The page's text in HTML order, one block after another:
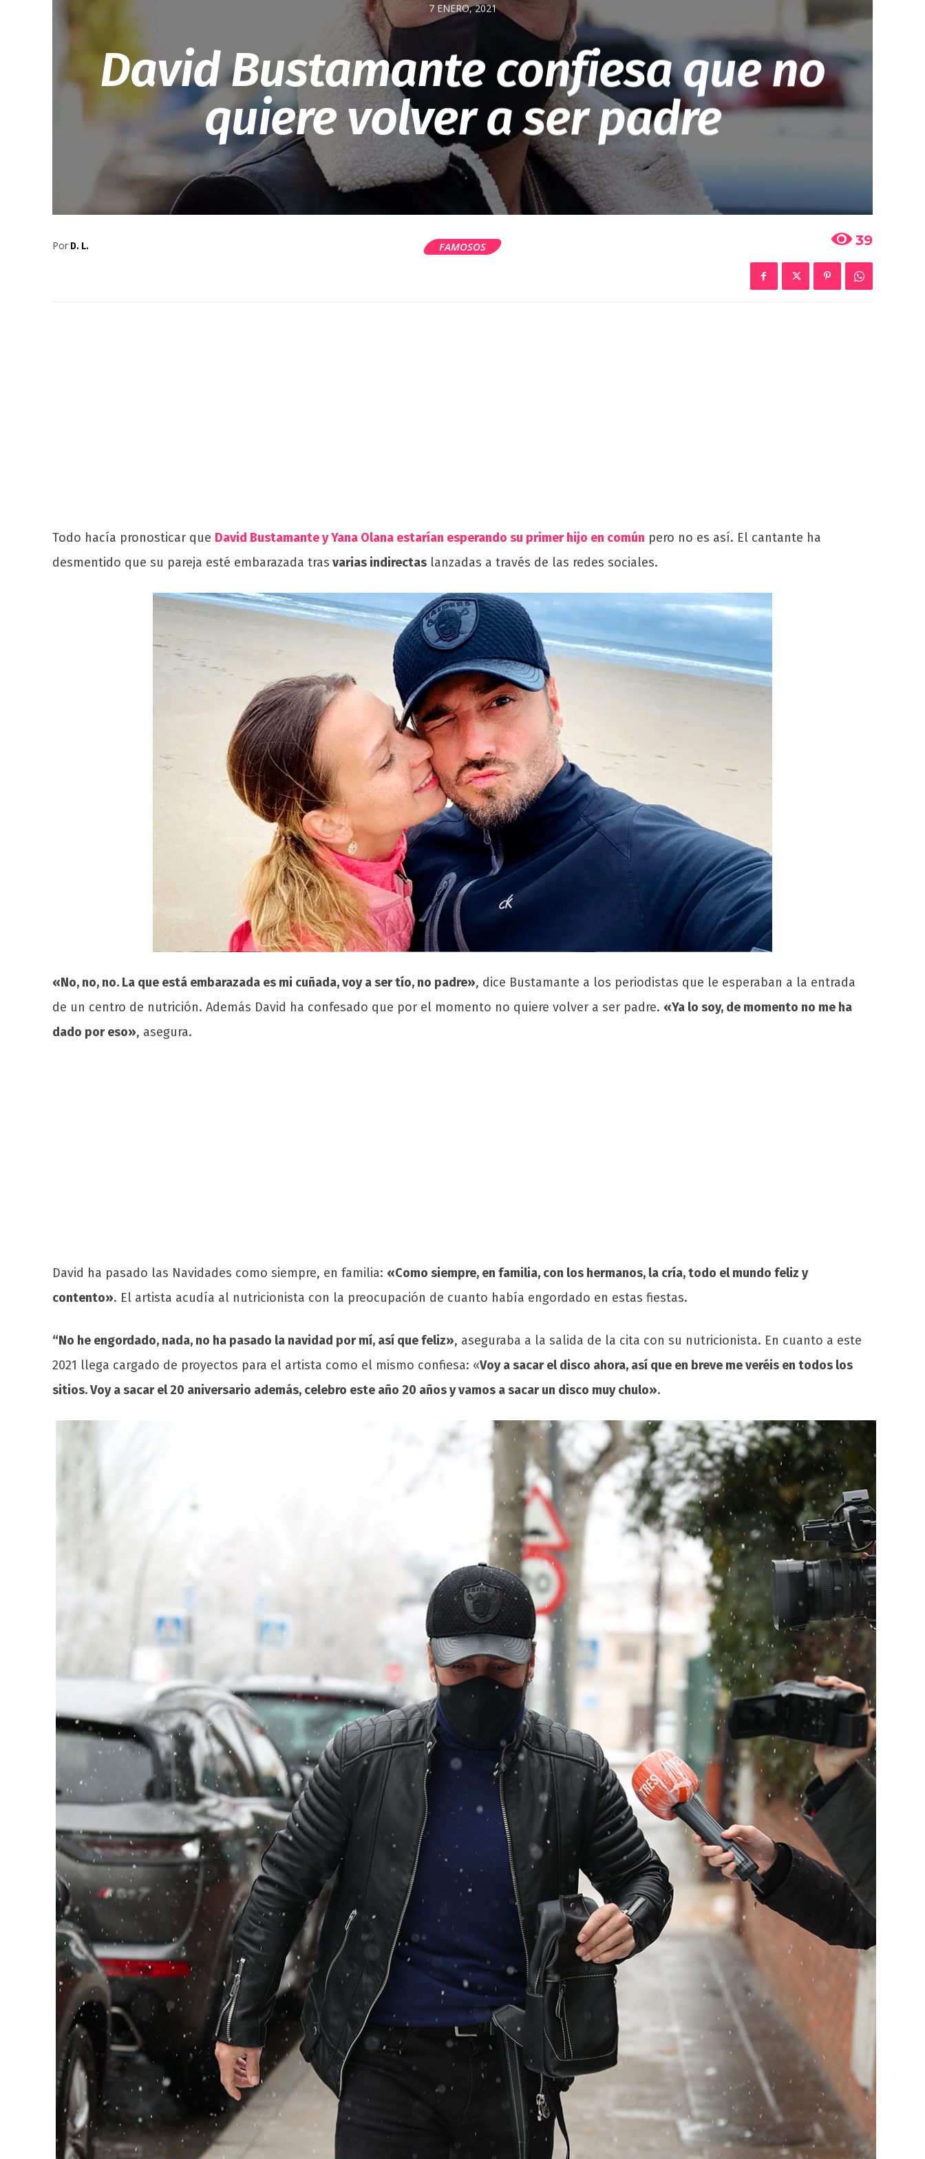
7 ENERO, 2021
David Bustamante confiesa que no
quiere volver a ser padre
Por D. L. FAMOSOS 39
Todo hacía pronosticar que David Bustamante y Yana Olana estarían esperando su primer hijo en común pero no es así. El cantante ha
desmentido que su pareja esté embarazada tras varias indirectas lanzadas a través de las redes sociales.
«No, no, no. La que está embarazada es mi cuñada, voy a ser tío, no padre», dice Bustamante a los periodistas que le esperaban a la entrada
de un centro de nutrición. Además David ha confesado que por el momento no quiere volver a ser padre. «Ya lo soy, de momento no me ha
dado por eso», asegura.
David ha pasado las Navidades como siempre, en familia: «Como siempre, en familia, con los hermanos, la cría, todo el mundo feliz y
contento». El artista acudía al nutricionista con la preocupación de cuanto había engordado en estas fiestas.
“No he engordado, nada, no ha pasado la navidad por mí, así que feliz», aseguraba a la salida de la cita con su nutricionista. En cuanto a este
2021 llega cargado de proyectos para el artista como el mismo confiesa: «Voy a sacar el disco ahora, así que en breve me veréis en todos los
sitios. Voy a sacar el 20 aniversario además, celebro este año 20 años y vamos a sacar un disco muy chulo».